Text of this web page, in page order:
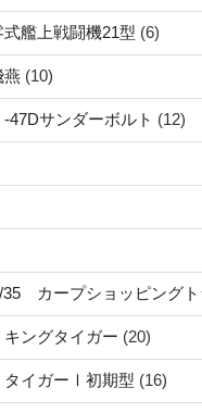
艦上戦闘機21型 (6)
(10)
サンダーボルト (12)
カープショッピングト
ングタイガー (20)
イガーⅠ初期型 (16)